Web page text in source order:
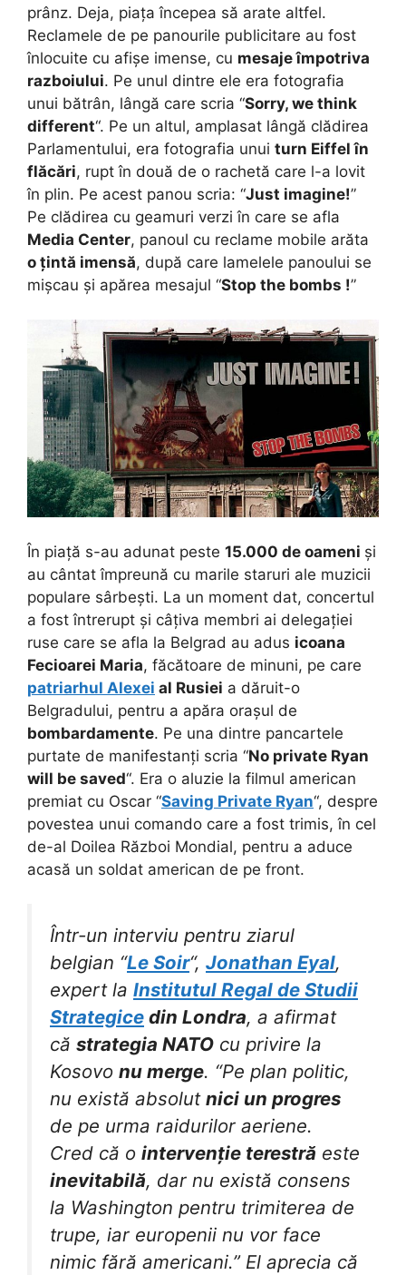
prânz. Deja, piața începea să arate altfel.
Reclamele de pe panourile publicitare au fost
înlocuite cu afișe imense, cu mesaje împotriva
razboiului. Pe unul dintre ele era fotografia
unui bătrân, lângă care scria “Sorry, we think
different“. Pe un altul, amplasat lângă clădirea
Parlamentului, era fotografia unui turn Eiffel în
flăcări, rupt în două de o rachetă care l-a lovit
în plin. Pe acest panou scria: “Just imagine!”
Pe clădirea cu geamuri verzi în care se afla
Media Center, panoul cu reclame mobile arăta
o țintă imensă, după care lamelele panoului se
mișcau și apărea mesajul “Stop the bombs !”
În piață s-au adunat peste 15.000 de oameni și
au cântat împreună cu marile staruri ale muzicii
populare sârbești. La un moment dat, concertul
a fost întrerupt și câțiva membri ai delegației
ruse care se afla la Belgrad au adus icoana
Fecioarei Maria, făcătoare de minuni, pe care
patriarhul Alexei al Rusiei a dăruit-o
Belgradului, pentru a apăra orașul de
bombardamente. Pe una dintre pancartele
purtate de manifestanți scria “No private Ryan
will be saved“. Era o aluzie la filmul american
premiat cu Oscar “Saving Private Ryan“, despre
povestea unui comando care a fost trimis, în cel
de-al Doilea Război Mondial, pentru a aduce
acasă un soldat american de pe front.
Într-un interviu pentru ziarul
belgian “Le Soir“, Jonathan Eyal,
expert la Institutul Regal de Studii
Strategice din Londra, a afirmat
că strategia NATO cu privire la
Kosovo nu merge. “Pe plan politic,
nu există absolut nici un progres
de pe urma raidurilor aeriene.
Cred că o intervenție terestră este
inevitabilă, dar nu există consens
la Washington pentru trimiterea de
trupe, iar europenii nu vor face
nimic fără americani.” El aprecia că